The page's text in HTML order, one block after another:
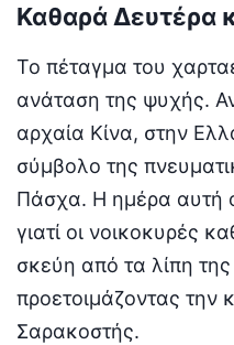
Καθαρά Δευτέρα
Το πέταγμα του
ανάταση της ψυχής.
αρχαία Κίνα, στην
σύμβολο της
Πάσχα. Η ημέρα αυτή
γιατί οι νοικοκυρές
σκεύη από τα λίπη
προετοιμάζοντας την
Σαρακοστής.